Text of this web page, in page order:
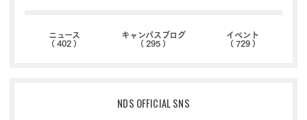
ニュース
( 402 )
キャンパスブログ
( 295 )
イベント
( 729 )
NDS OFFICIAL SNS